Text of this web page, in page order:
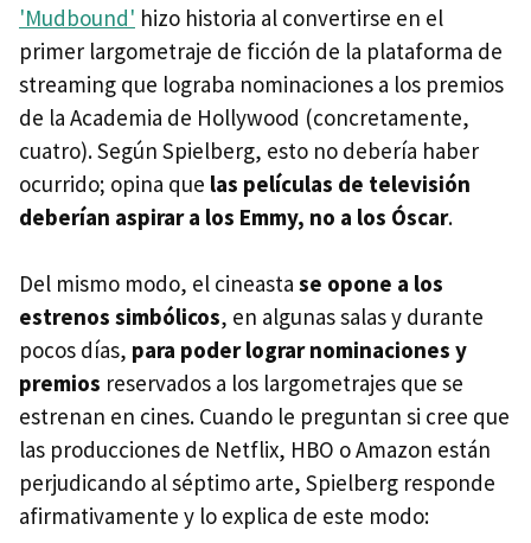
'Mudbound' hizo historia al convertirse en el
primer largometraje de ficción de la plataforma de
streaming que lograba nominaciones a los premios
de la Academia de Hollywood (concretamente,
cuatro). Según Spielberg, esto no debería haber
ocurrido; opina que las películas de televisión
deberían aspirar a los Emmy, no a los Óscar.
Del mismo modo, el cineasta se opone a los
estrenos simbólicos, en algunas salas y durante
pocos días, para poder lograr nominaciones y
premios reservados a los largometrajes que se
estrenan en cines. Cuando le preguntan si cree que
las producciones de Netflix, HBO o Amazon están
perjudicando al séptimo arte, Spielberg responde
afirmativamente y lo explica de este modo: